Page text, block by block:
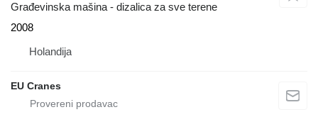
Građevinska mašina - dizalica za sve terene
2008
Holandija
EU Cranes